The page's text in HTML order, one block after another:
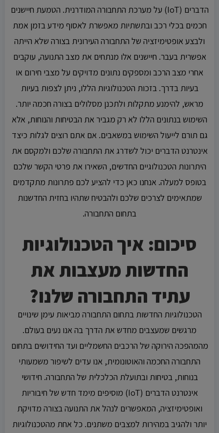
הדברים (IoT) על מערכת התחבורה המודרנית. הטמעת חיישנים
חכמים בכלי רכב ובתשתיות מאפשרת לאסוף מידע בזמן אמת
ולבצע אופטימיזציה של התחבורה העירונית בצורה שלא הייתה
אפשרית בעבר. חיישנים אלו מנתחים את מצב התנועה, עוקבים
אחרי מצב הרכב ומספקים נתונים מדויקים על מצבי חירום או
בעיות בדרך. בזכות הטכנולוגיות הללו, ניתן לצפות בעיות
מראש, להימנע מתקלות ולתכנן מסלולים בצורה חכמה יותר.
השימוש בנתונים הללו לא רק מגביר את הבטיחות והנוחות, אלא
גם תורם לייעול השימוש במשאבים. אם אתם רוצים לגלות כיצד
אינטרנט הדברים יכול לשדרג את התחבורה שלכם ולמקסם את
היתרונות הטכנולוגיים החדשים, השאירו את פרטי הקשר שלכם
בטופס למעלה. אנחנו כאן כדי להציע לכם פתרונות מתקדמים
שמתאימים לצרכים שלכם ולהבטיח שתהיו בחזית החדשנות
בתחום התחבורה.
סיכום: איך הטכנולוגיות
החדשות מעצבות את
עתיד התחבורה שלנו?
הטכנולוגיות החדשות בתחום התחבורה מביאות עימן שינויים
מרגשים שמעצבים מחדש את הדרך בה אנו נעים בעולם.
מהמהפכה הירוקה של הרכבים החשמליים ועד החידושים בתחום
התחבורה החכמה והאוטונומית, אנו עדים לשיפור משמעותי
בנוחות, בטיחות ובתועלת הכלכלית של התחבורה. חידושי
אינטרנט הדברים (IoT) מוסיפים מימד חדש של חיבוריות
ואופטימיזציה, המאפשרים לנהל את התנועה בצורה מדויקת
יותר ולהגיב במהירות למצבים משתנים. כל אחת מהטכנולוגיות